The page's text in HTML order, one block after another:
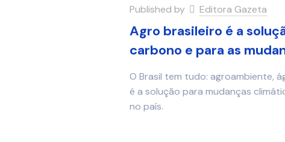
Published by Editora Gazeta
Agro brasileiro é a
carbono e para as
O Brasil tem tudo: agroambiente,
é a solução para mudanças
no país.